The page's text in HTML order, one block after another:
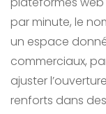
par minute, le
un espace
commerciaux,
ajuster
renforts dans